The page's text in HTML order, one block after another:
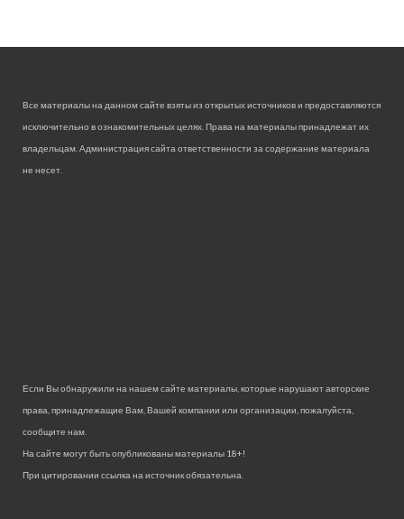
Все материалы на данном сайте взяты из открытых источников и предоставляются
исключительно в ознакомительных целях. Права на материалы принадлежат их
владельцам. Администрация сайта ответственности за содержание материала
не несет.
Если Вы обнаружили на нашем сайте материалы, которые нарушают авторские
права, принадлежащие Вам, Вашей компании или организации, пожалуйста,
сообщите нам.
На сайте могут быть опубликованы материалы 18+!
При цитировании ссылка на источник обязательна.